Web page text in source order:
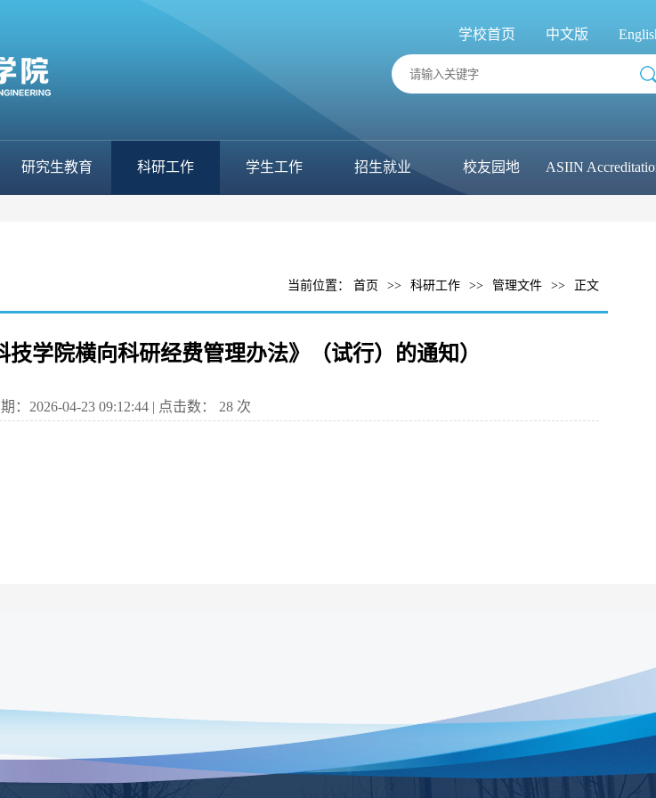
学校首页 中文版
研究生教育 科研工作 学生工作 招生就业 校友园地 ASIIN
当前位置： 首页 >> 科研工作 >> 管理文件 >> 正文
学院横向科研经费管理办法》（试行）的通知）
：2026-04-23 09:12:44 | 点击数： 28 次